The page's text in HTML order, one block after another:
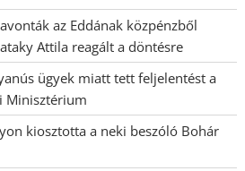
az Eddának közpénzből
Attila reagált a döntésre
ügyek miatt tett feljelentést a
Minisztérium
kiosztotta a neki beszóló Bohár